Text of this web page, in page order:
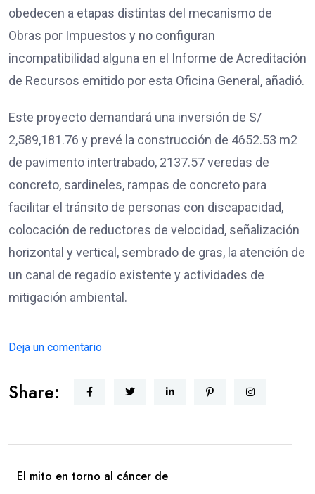
obedecen a etapas distintas del mecanismo de
Obras por Impuestos y no configuran
incompatibilidad alguna en el Informe de Acreditación
de Recursos emitido por esta Oficina General, añadió.
Este proyecto demandará una inversión de S/
2,589,181.76 y prevé la construcción de 4652.53 m2
de pavimento intertrabado, 2137.57 veredas de
concreto, sardineles, rampas de concreto para
facilitar el tránsito de personas con discapacidad,
colocación de reductores de velocidad, señalización
horizontal y vertical, sembrado de gras, la atención de
un canal de regadío existente y actividades de
mitigación ambiental.
Deja un comentario
Share:
El mito en torno al cáncer de